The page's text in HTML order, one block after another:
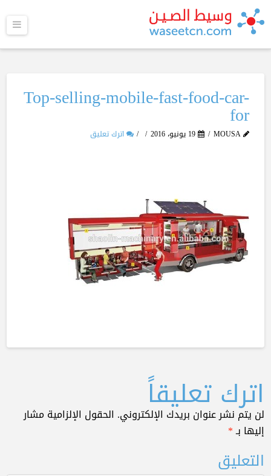
Top-selling-mobile-fast-food-car-
for
MOUSA 19 يونيو، 2016 اترك تعليق
اترك تعليقاً
لن يتم نشر عنوان بريدك الإلكتروني. الحقول الإلزامية مشار
إليها بـ*
التعليق